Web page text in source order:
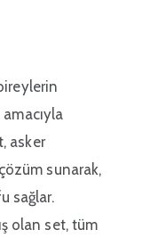
asker
sunarak,
sağlar.
olan set, tüm